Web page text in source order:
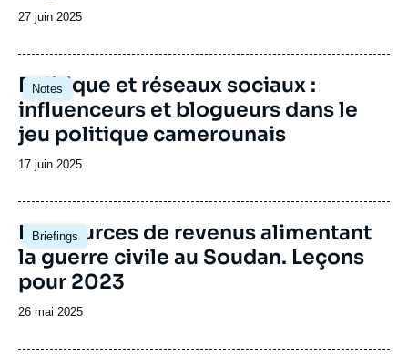
Date
publication
27 juin 2025
Notes
Image
principale
Politique et réseaux sociaux :
influenceurs et blogueurs dans le
jeu politique camerounais
Date
publication
17 juin 2025
Briefings
Image
principale
Les sources de revenus alimentant
la guerre civile au Soudan. Leçons
pour 2023
Date
publication
26 mai 2025